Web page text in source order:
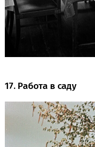
17. Работа в саду